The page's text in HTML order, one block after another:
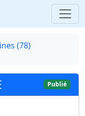
(78)
Publié